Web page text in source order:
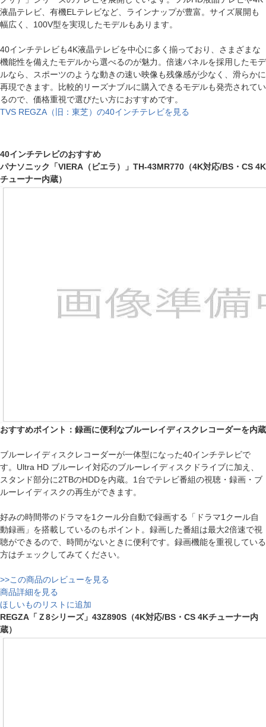
液晶テレビ、有機ELテレビなど、ラインナップが豊富。サイズ展開も
幅広く、100V型を実現したモデルもあります。
40インチテレビも4K液晶テレビを中心に多く揃っており、さまざまな
機能性を備えたモデルから選べるのが魅力。倍速パネルを採用したモデ
ルなら、スポーツのような動きの速い映像も残像感が少なく、滑らかに
再現できます。比較的リーズナブルに購入できるモデルも発売されてい
るので、価格重視で選びたい方におすすめです。
TVS REGZA（旧：東芝）の40インチテレビを見る
40インチテレビのおすすめ
パナソニック「VIERA（ビエラ）」TH-43MR770（4K対応/BS・CS 4K
チューナー内蔵）
おすすめポイント：録画に便利なブルーレイディスクレコーダーを内蔵
ブルーレイディスクレコーダーが一体型になった40インチテレビで
す。Ultra HD ブルーレイ対応のブルーレイディスクドライブに加え、
スタンド部分に2TBのHDDを内蔵。1台でテレビ番組の視聴・録画・ブ
ルーレイディスクの再生ができます。
好みの時間帯のドラマを1クール分自動で録画する「ドラマ1クール自
動録画」を搭載しているのもポイント。録画した番組は最大2倍速で視
聴ができるので、時間がないときに便利です。録画機能を重視している
方はチェックしてみてください。
>>この商品のレビューを見る
商品詳細を見る
ほしいものリストに追加
REGZA「Ｚ8シリーズ」43Z890S（4K対応/BS・CS 4Kチューナー内
蔵）